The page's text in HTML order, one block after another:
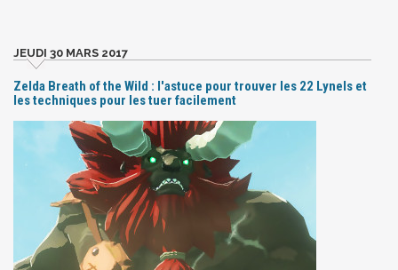
JEUDI 30 MARS 2017
Zelda Breath of the Wild : l'astuce pour trouver les 22 Lynels et
les techniques pour les tuer facilement